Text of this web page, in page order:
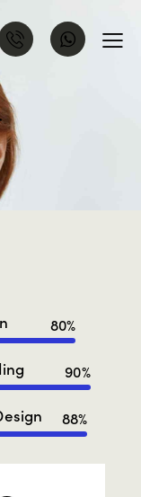
80%
90%
88%